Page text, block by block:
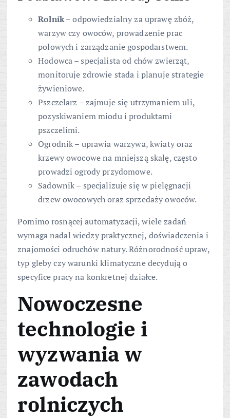
Rolnik– odpowiedzialny za uprawę zbóż,
warzyw czy owoców, prowadzenie prac
polowych i zarządzanie gospodarstwem.
Hodowca – specjalista od chów zwierząt,
monitoruje zdrowie stada i planuje strategie
żywieniowe.
Pszczelarz – zajmuje się utrzymaniem uli,
pozyskiwaniem miodu i produktami
pszczelimi.
Ogrodnik – uprawia warzywa, kwiaty oraz
krzewy owocowe na mniejszą skalę, często
prowadzi ogrody przydomowe.
Sadownik – specjalizuje się w pielęgnacji
drzew owocowych oraz sprzedaży owoców.
Pomimo rosnącej automatyzacji, wiele zadań
wymaga nadal wiedzy praktycznej, doświadczenia i
znajomości odruchów natury. Różnorodność upraw,
typ gleby czy warunki klimatyczne decydują o
specyfice pracy na konkretnej działce.
Nowoczesne
technologie i
wyzwania w
zawodach
rolniczych